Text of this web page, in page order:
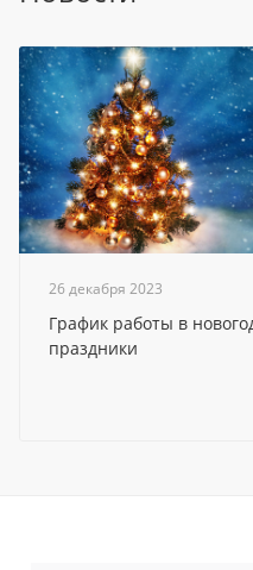
26 декабря 2023
График работы в
праздники